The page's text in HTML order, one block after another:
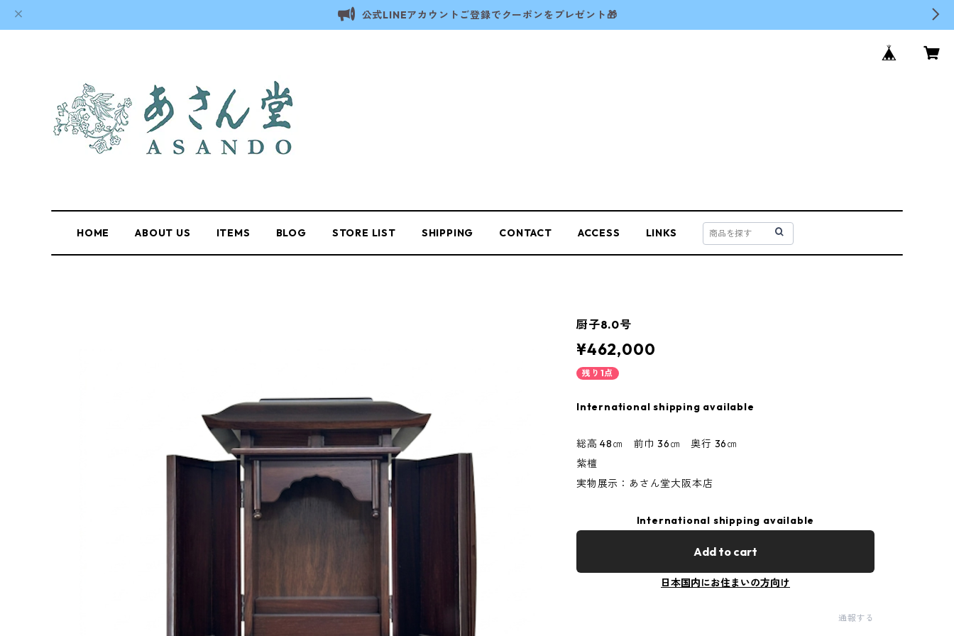
公式LINEアカウントご登録でクーポンをプレゼント🎁
HOME ABOUT US ITEMS BLOG STORE LIST SHIPPING CONTACT ACCESS LINKS
厨子8.0号
¥462,000
残り1点
International shipping available
総高 48㎝ 前巾 36㎝ 奥行 36㎝
紫檀
実物展示：あさん堂大阪本店
International shipping available
Add to cart
日本国内にお住まいの方向け
通報する